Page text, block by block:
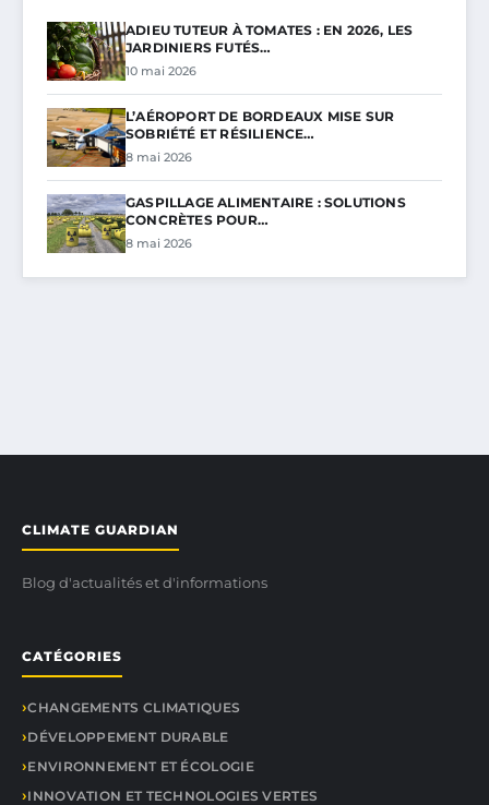
ADIEU TUTEUR À TOMATES : EN 2026, LES
JARDINIERS FUTÉS…
10 mai 2026
L’AÉROPORT DE BORDEAUX MISE SUR
SOBRIÉTÉ ET RÉSILIENCE…
8 mai 2026
GASPILLAGE ALIMENTAIRE : SOLUTIONS
CONCRÈTES POUR…
8 mai 2026
CLIMATE GUARDIAN
Blog d'actualités et d'informations
CATÉGORIES
CHANGEMENTS CLIMATIQUES
DÉVELOPPEMENT DURABLE
ENVIRONNEMENT ET ÉCOLOGIE
INNOVATION ET TECHNOLOGIES VERTES